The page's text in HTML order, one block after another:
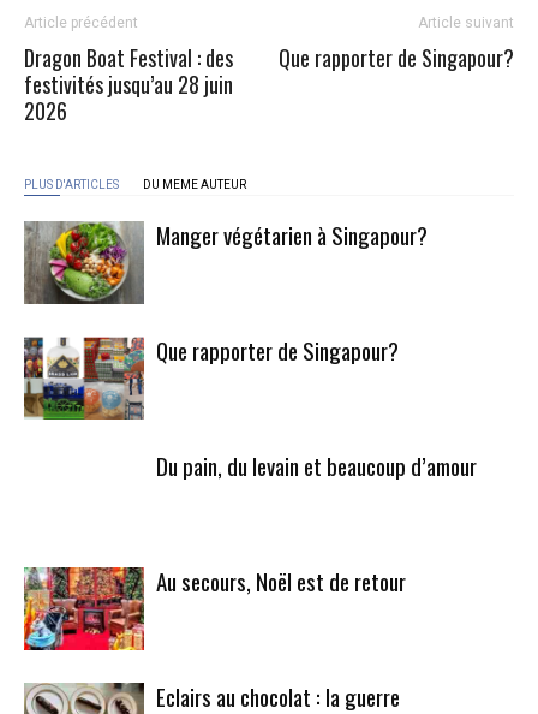
Article précédent
Dragon Boat Festival : des
festivités jusqu’au 28 juin
2026
Article suivant
Que rapporter de Singapour?
PLUS D'ARTICLES DU MEME AUTEUR
Manger végétarien à Singapour?
Que rapporter de Singapour?
Du pain, du levain et beaucoup d’amour
Au secours, Noël est de retour
Eclairs au chocolat : la guerre